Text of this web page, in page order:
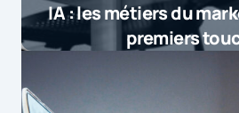
IA : les métiers du
premiers